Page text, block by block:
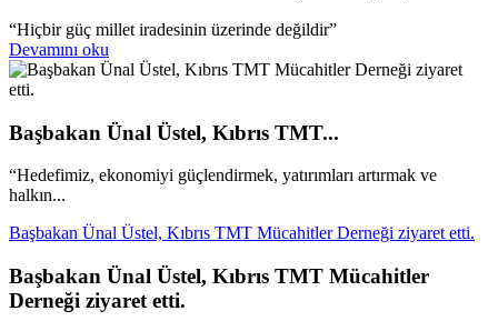
“Hiçbir güç millet iradesinin üzerinde değildir”
Devamını oku
Başbakan Ünal Üstel, Kıbrıs TMT...
“Hedefimiz, ekonomiyi güçlendirmek, yatırımları artırmak ve
halkın...
Başbakan Ünal Üstel, Kıbrıs TMT Mücahitler Derneği ziyaret etti.
Başbakan Ünal Üstel, Kıbrıs TMT Mücahitler
Derneği ziyaret etti.